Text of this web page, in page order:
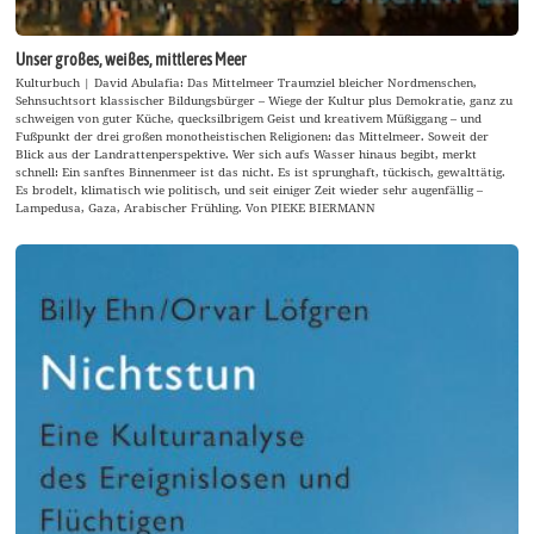
Unser großes, weißes, mittleres Meer
Kulturbuch | David Abulafia: Das Mittelmeer Traumziel bleicher Nordmenschen,
Sehnsuchtsort klassischer Bildungsbürger – Wiege der Kultur plus Demokratie, ganz zu
schweigen von guter Küche, quecksilbrigem Geist und kreativem Müßiggang – und
Fußpunkt der drei großen monotheistischen Religionen: das Mittelmeer. Soweit der
Blick aus der Landrattenperspektive. Wer sich aufs Wasser hinaus begibt, merkt
schnell: Ein sanftes Binnenmeer ist das nicht. Es ist sprunghaft, tückisch, gewalttätig.
Es brodelt, klimatisch wie politisch, und seit einiger Zeit wieder sehr augenfällig –
Lampedusa, Gaza, Arabischer Frühling. Von PIEKE BIERMANN